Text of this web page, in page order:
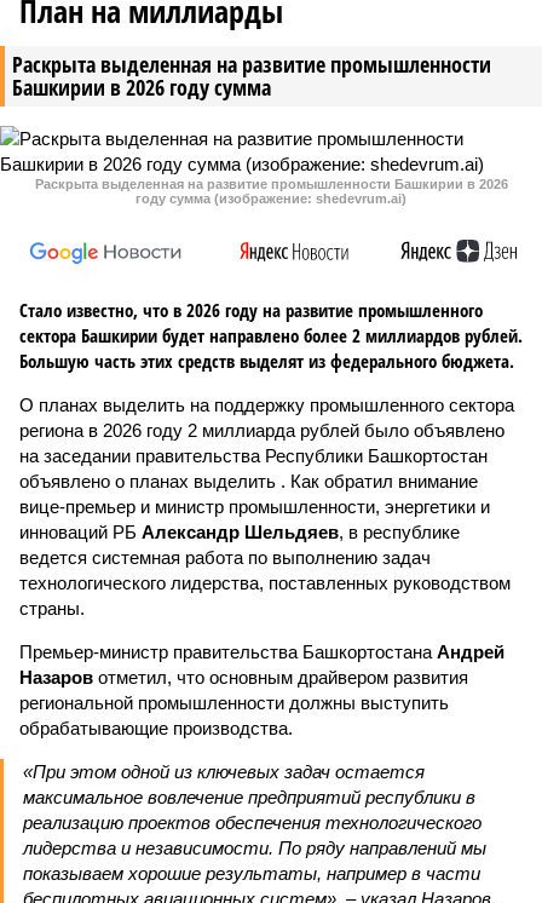
Раскрыта выделенная на развитие промышленности
Башкирии в 2026 году сумма
План на миллиарды
Раскрыта выделенная на развитие промышленности Башкирии в 2026
году сумма (изображение: shedevrum.ai)
Стало известно, что в 2026 году на развитие промышленного
сектора Башкирии будет направлено более 2 миллиардов рублей.
Большую часть этих средств выделят из федерального бюджета.
О планах выделить на поддержку промышленного сектора
региона в 2026 году 2 миллиарда рублей было объявлено
на заседании правительства Республики Башкортостан
объявлено о планах выделить . Как обратил внимание
вице-премьер и министр промышленности, энергетики и
инноваций РБ Александр Шельдяев, в республике
ведется системная работа по выполнению задач
технологического лидерства, поставленных руководством
страны.
Премьер-министр правительства Башкортостана Андрей
Назаров отметил, что основным драйвером развития
региональной промышленности должны выступить
обрабатывающие производства.
«При этом одной из ключевых задач остается
максимальное вовлечение предприятий республики в
реализацию проектов обеспечения технологического
лидерства и независимости. По ряду направлений мы
показываем хорошие результаты, например в части
беспилотных авиационных систем», – указал Назаров.